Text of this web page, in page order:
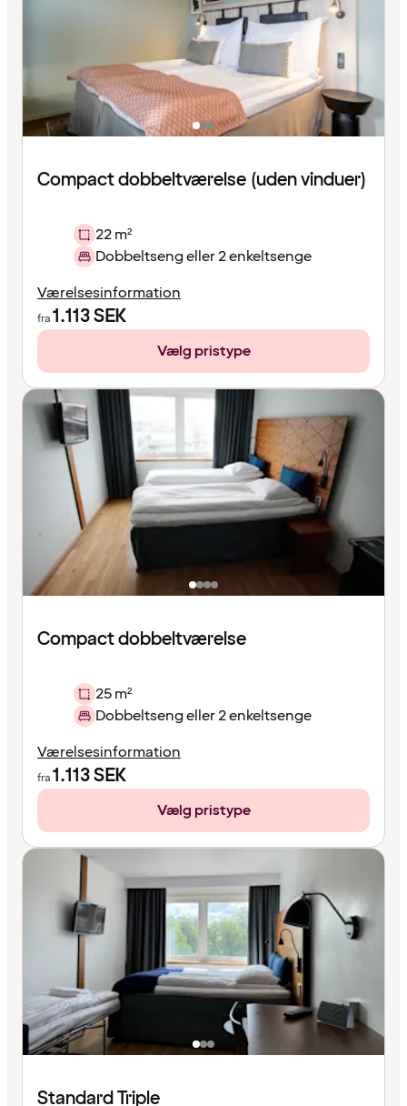
Compact dobbeltværelse (uden vinduer)
22 m²
Dobbeltseng eller 2 enkeltsenge
Værelsesinformation
fra1.113SEK
Vælg pristype
Compact dobbeltværelse
25 m²
Dobbeltseng eller 2 enkeltsenge
Værelsesinformation
fra1.113SEK
Vælg pristype
Standard Triple